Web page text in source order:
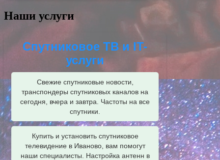
Наши услуги
Спутниковое ТВ и IT-
услуги
Свежие спутниковые новости,
транспондеры спутниковых каналов на
сегодня, вчера и завтра. Частоты на все
спутники.
Купить и установить спутниковое
телевидение в Иваново, вам помогут
наши специалисты. Настройка антенн в